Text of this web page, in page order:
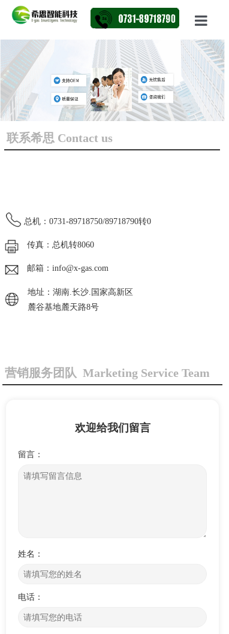
邮箱：info@x-gas.com
总机：0731-89718750/89718790转0
传真：总机转8060
地址：湖南.长沙.国家高新区
麓谷基地麓天路8号
联系希思 Contact us
网站首
产品展
资讯动
欢迎给我们留言
留言：
姓名：
电话：
营销服务团队 Marketing Service Team